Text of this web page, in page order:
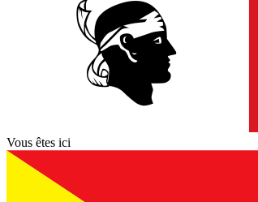
Vous êtes ici